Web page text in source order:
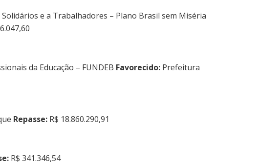
e a Trabalhadores – Plano Brasil sem Miséria
da Educação – FUNDEB Favorecido: Prefeitura
Repasse: R$ 18.860.290,91
R$ 341.346,54